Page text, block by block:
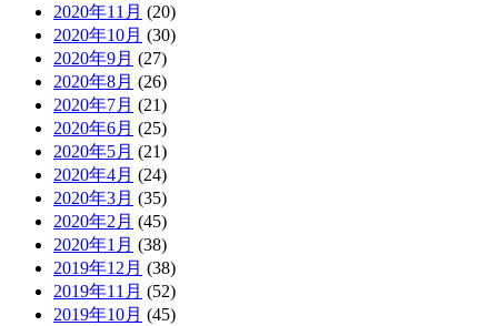
2020年11月 (20)
2020年10月 (30)
2020年9月 (27)
2020年8月 (26)
2020年7月 (21)
2020年6月 (25)
2020年5月 (21)
2020年4月 (24)
2020年3月 (35)
2020年2月 (45)
2020年1月 (38)
2019年12月 (38)
2019年11月 (52)
2019年10月 (45)